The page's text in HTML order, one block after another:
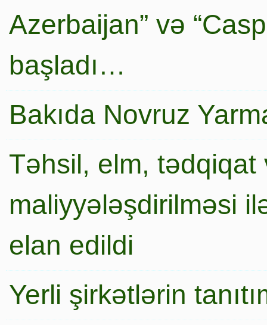
Azerbaijan” və
başladı…
Bakıda Novruz
Təhsil, elm,
maliyyələşdirilməsi
elan edildi
Yerli şirkətlərin